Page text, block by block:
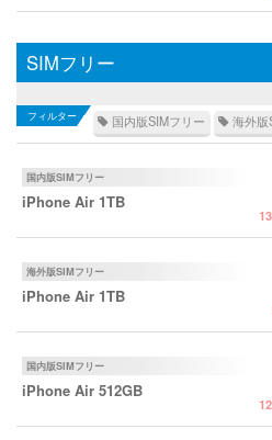
SIMフリー
国内版SIMフリー 海外版
国内版SIMフリー
iPhone Air 1TB
海外版SIMフリー
iPhone Air 1TB
国内版SIMフリー
iPhone Air 512GB